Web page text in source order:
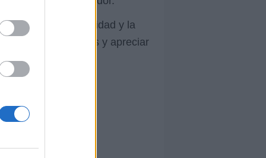
con la claridad y la
con nuevos ojos y apreciar